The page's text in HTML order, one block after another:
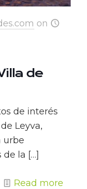
on
de
de interés
Leyva,
urbe
de la […]
Read more